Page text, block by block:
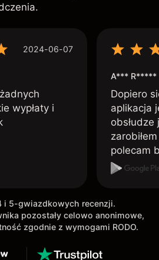
2024-06-07
wypłaty i
A*** R*****
Dopiero
aplikacja
polecam
i 5-gwiazdkowych recenzji.
pozostały celowo anonimowe,
zgodnie z wymogami RODO.